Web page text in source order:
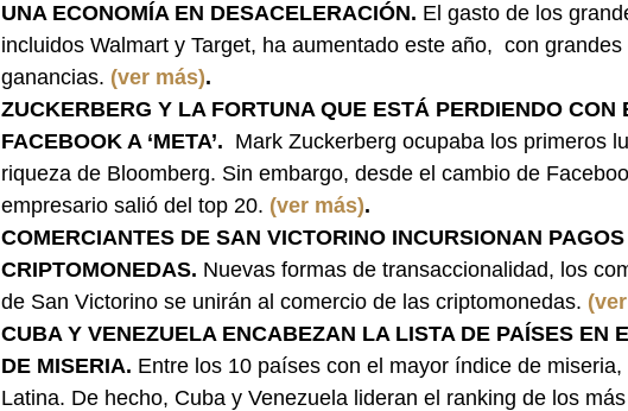
UNA ECONOMÍA EN DESACELERACIÓN. El gasto de los
incluidos Walmart y Target, ha aumentado este año,  con
ganancias. (ver más).
ZUCKERBERG Y LA FORTUNA QUE ESTÁ PERDIENDO CON
FACEBOOK A ‘META’. Mark Zuckerberg ocupaba los primeros
riqueza de Bloomberg. Sin embargo, desde el cambio de
empresario salió del top 20. (ver más).
COMERCIANTES DE SAN VICTORINO INCURSIONAN PAGOS
CRIPTOMONEDAS. Nuevas formas de transaccionalidad, los
de San Victorino se unirán al comercio de las criptomonedas.
CUBA Y VENEZUELA ENCABEZAN LA LISTA DE PAÍSES EN
DE MISERIA. Entre los 10 países con el mayor índice de
Latina. De hecho, Cuba y Venezuela lideran el ranking de los